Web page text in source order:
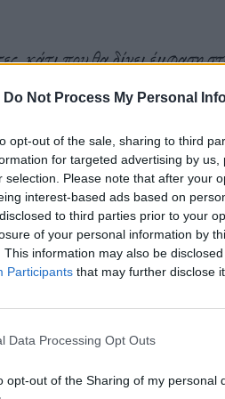
Do Not Process My Personal
opt-out of the sale, sharing to third
for targeted advertising by
selection. Please note that after your
interest-based ads based on
to third parties prior to your
of your personal information by
This information may also be
Participants that may further disclose
Data Processing Opt Outs
opt-out of the Sharing of my personal
κάτι που θα δίνει έμφαση
στην Ουκρανία, σε όλη
μας πολεμά παντού»
το κράτος μας αλλά και σε
, πρόσθεσε ο Ουκρανός
του Κιέβου τα κουφάρια
σε μια ένδειξη ότι